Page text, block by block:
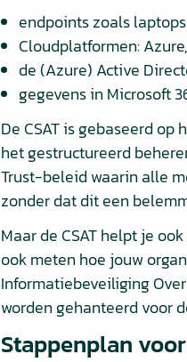
endpoints zoals
Cloudplatformen:
de (Azure) Active
gegevens in Microsoft
De CSAT is gebaseerd
het gestructureerd
Trust-beleid waarin alle
zonder dat dit een
Maar de CSAT helpt je
ook meten hoe jouw
Informatiebeveiliging
worden gehanteerd voor
Stappenplan